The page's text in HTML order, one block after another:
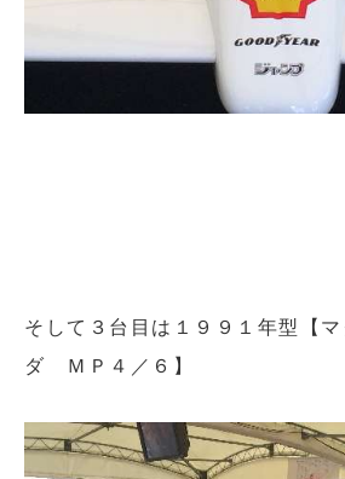
そして３台目は１９９１年型【
ダ ＭＰ４／６】